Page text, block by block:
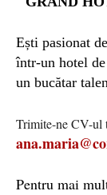
Ești pasionat
într-un hotel
un bucătar
Trimite-ne CV-ul
Pentru mai